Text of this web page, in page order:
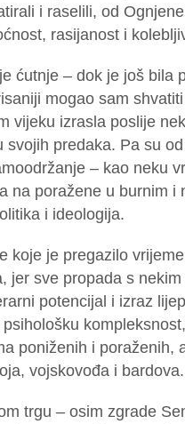
i raselili, od
rasijanost i
ćutnje – dok je još bila
mogao sam
vijeku izrasla poslije
svojih predaka. Pa su
– kao neku
na poražene u burnim i
i ideologija.
koje je pregazilo
jer sve propada s
potencijal i izraz
poniženih i poraženih,
vojskovođa i bardova.
trgu – osim zgrade